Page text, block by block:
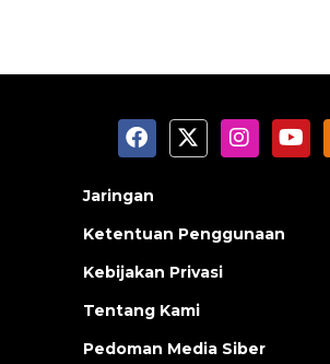
Jaringan
Ketentuan Penggunaan
Kebijakan Privasi
Tentang Kami
Pedoman Media Siber